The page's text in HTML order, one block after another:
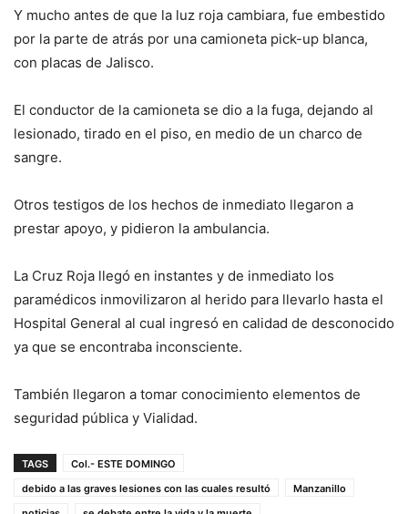
Y mucho antes de que la luz roja cambiara, fue embestido
por la parte de atrás por una camioneta pick-up blanca,
con placas de Jalisco.
El conductor de la camioneta se dio a la fuga, dejando al
lesionado, tirado en el piso, en medio de un charco de
sangre.
Otros testigos de los hechos de inmediato llegaron a
prestar apoyo, y pidieron la ambulancia.
La Cruz Roja llegó en instantes y de inmediato los
paramédicos inmovilizaron al herido para llevarlo hasta el
Hospital General al cual ingresó en calidad de desconocido
ya que se encontraba inconsciente.
También llegaron a tomar conocimiento elementos de
seguridad pública y Vialidad.
TAGS
Col.- ESTE DOMINGO
debido a las graves lesiones con las cuales resultó
Manzanillo